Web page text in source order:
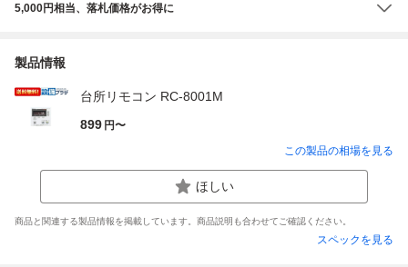
5,000円相当、落札価格がお得に
製品情報
台所リモコン RC-8001M
899 円〜
この製品の相場を見る
ほしい
商品と関連する製品情報を掲載しています。商品説明も合わせてご確認ください。
スペックを見る